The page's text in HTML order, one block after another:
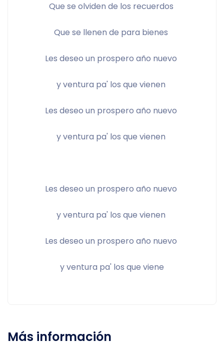
Que se olviden de los recuerdos
Que se llenen de para bienes
Les deseo un prospero año nuevo
y ventura pa' los que vienen
Les deseo un prospero año nuevo
y ventura pa' los que vienen
Les deseo un prospero año nuevo
y ventura pa' los que vienen
Les deseo un prospero año nuevo
y ventura pa' los que viene
Más información